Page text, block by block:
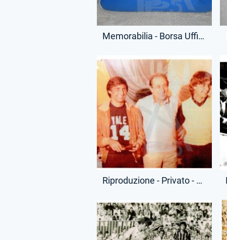
Memorabilia - Borsa Ufficiale
Riproduzione - Privato - Bruno Giordano e Lionello Manfredonia